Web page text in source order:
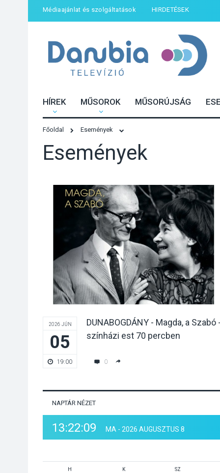
Médiaajánlat és szolgáltatások HIRDETÉSEK
HÍREK MŰSOROK MŰSORÚJSÁG
Főoldal Események
Események
2026 JÚN
05
19:00
DUNABOGDÁNY - Magda, a Szabó
színházi est 70 percben
0
NAPTÁR NÉZET
13:22:10 MA - 2026 AUGUSZTUS 8
H K SZ